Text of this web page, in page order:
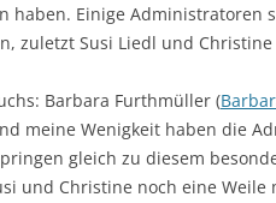
haben. Einige Administratoren
zuletzt Susi Liedl und Christine
Barbara Furthmüller (
meine Wenigkeit haben die
gleich zu diesem
und Christine noch eine Weile